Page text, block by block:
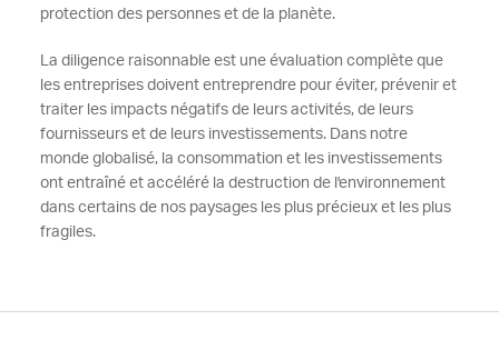
protection des personnes et de la planète.
La diligence raisonnable est une évaluation complète que
les entreprises doivent entreprendre pour éviter, prévenir et
traiter les impacts négatifs de leurs activités, de leurs
fournisseurs et de leurs investissements. Dans notre
monde globalisé, la consommation et les investissements
ont entraîné et accéléré la destruction de l'environnement
dans certains de nos paysages les plus précieux et les plus
fragiles.